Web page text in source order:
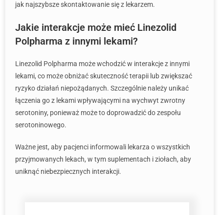
jak najszybsze skontaktowanie się z lekarzem.
Jakie interakcje może mieć Linezolid
Polpharma z innymi lekami?
Linezolid Polpharma może wchodzić w interakcje z innymi
lekami, co może obniżać skuteczność terapii lub zwiększać
ryzyko działań niepożądanych. Szczególnie należy unikać
łączenia go z lekami wpływającymi na wychwyt zwrotny
serotoniny, ponieważ może to doprowadzić do zespołu
serotoninowego.
Ważne jest, aby pacjenci informowali lekarza o wszystkich
przyjmowanych lekach, w tym suplementach i ziołach, aby
uniknąć niebezpiecznych interakcji.